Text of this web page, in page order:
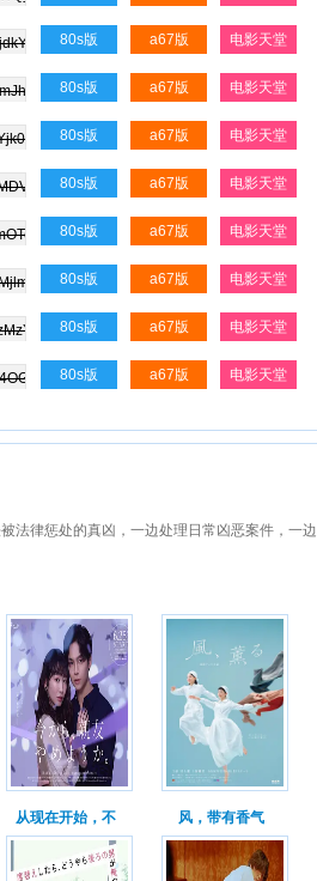
80s版 a67版 电影天堂
80s版 a67版 电影天堂
80s版 a67版 电影天堂
80s版 a67版 电影天堂
80s版 a67版 电影天堂
80s版 a67版 电影天堂
80s版 a67版 电影天堂
80s版 a67版 电影天堂
法律惩处的真凶，一边处理日常凶恶案件，一边
从现在开始，不 风，带有香气